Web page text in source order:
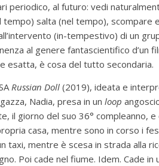
periodico, al futuro: vedi
tempo) salta (nel tempo), scompare
(in-tempestivo) di un
al genere fantascientifico d’un
esatta, è cosa del tutto secondaria.
Russian Doll (2019), ideata e
Nadia, presa in un loop
il giorno del suo 36° compleanno,
casa, mentre sono in corso i
taxi, mentre è scesa in strada alla
Poi cade nel fiume. Idem. Cade in